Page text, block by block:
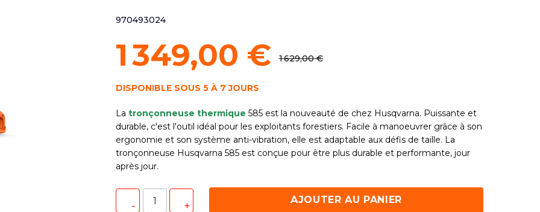
970493024
1 349,00 € 1 629,00 €
DISPONIBLE SOUS 5 À 7 JOURS
La tronçonneuse thermique 585 est la nouveauté de chez Husqvarna. Puissante et
durable, c'est l'outil idéal pour les exploitants forestiers. Facile à manoeuvrer grâce à son
ergonomie et son système anti-vibration, elle est adaptable aux défis de taille. La
tronçonneuse Husqvarna 585 est conçue pour être plus durable et performante, jour
après jour.
AJOUTER AU PANIER